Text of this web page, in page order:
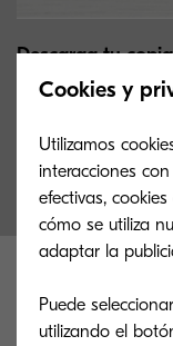
Descarga tu
Descubre los
Cookies y
Utilizamos
interacciones
efectivas,
cómo se utiliza
adaptar la
Puede
utilizando el